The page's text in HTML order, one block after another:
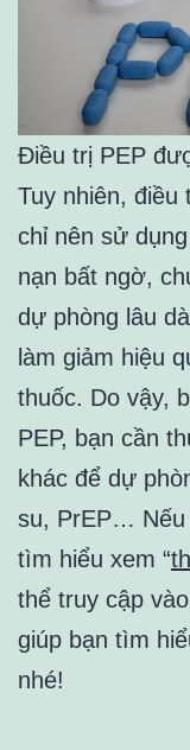
Điều trị PEP
Tuy nhiên, điều
chỉ nên sử
nạn bất ngờ,
dự phòng lâu
làm giảm hiệu
thuốc. Do vậy,
PEP, bạn cần
khác để dự
su, PrEP… Nếu
tìm hiểu xem “
thể truy cập
giúp bạn tìm
nhé!